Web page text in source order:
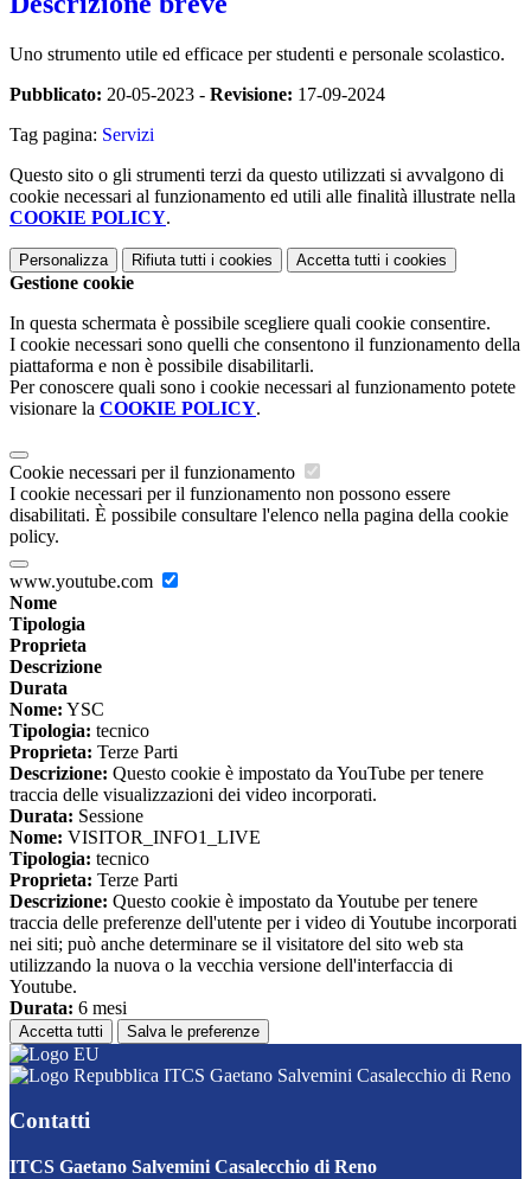
Uno strumento utile ed efficace per studenti e personale scolastico.
Pubblicato: 20-05-2023 - Revisione: 17-09-2024
Tag pagina: Servizi
Questo sito o gli strumenti terzi da questo utilizzati si avvalgono di
cookie necessari al funzionamento ed utili alle finalità illustrate nella
COOKIE POLICY.
Personalizza Rifiuta tutti i cookies Accetta tutti i cookies
Gestione cookie
In questa schermata è possibile scegliere quali cookie consentire.
I cookie necessari sono quelli che consentono il funzionamento della
piattaforma e non è possibile disabilitarli.
Per conoscere quali sono i cookie necessari al funzionamento potete
visionare la COOKIE POLICY.
Cookie necessari per il funzionamento
I cookie necessari per il funzionamento non possono essere
disabilitati. È possibile consultare l'elenco nella pagina della cookie
policy.
www.youtube.com
Nome
Tipologia
Proprieta
Descrizione
Durata
Nome: YSC
Tipologia: tecnico
Proprieta: Terze Parti
Descrizione: Questo cookie è impostato da YouTube per tenere
traccia delle visualizzazioni dei video incorporati.
Durata: Sessione
Nome: VISITOR_INFO1_LIVE
Tipologia: tecnico
Proprieta: Terze Parti
Descrizione: Questo cookie è impostato da Youtube per tenere
traccia delle preferenze dell'utente per i video di Youtube incorporati
nei siti; può anche determinare se il visitatore del sito web sta
utilizzando la nuova o la vecchia versione dell'interfaccia di
Youtube.
Durata: 6 mesi
Accetta tutti Salva le preferenze
ITCS Gaetano Salvemini Casalecchio di Reno
Contatti
ITCS Gaetano Salvemini Casalecchio di Reno